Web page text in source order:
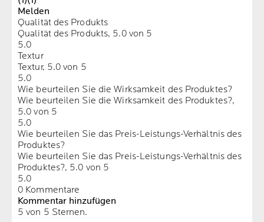
Melden
Qualität des Produkts
Qualität des Produkts, 5.0 von 5
5.0
Textur
Textur, 5.0 von 5
5.0
Wie beurteilen Sie die Wirksamkeit des Produktes?
Wie beurteilen Sie die Wirksamkeit des Produktes?,
5.0 von 5
5.0
Wie beurteilen Sie das Preis-Leistungs-Verhältnis des
Produktes?
Wie beurteilen Sie das Preis-Leistungs-Verhältnis des
Produktes?, 5.0 von 5
5.0
0 Kommentare
Kommentar hinzufügen
5 von 5 Sternen.